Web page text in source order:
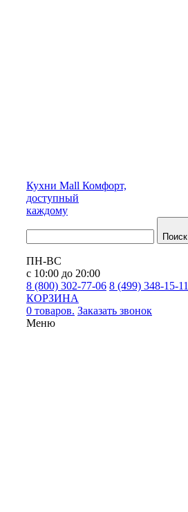
Кухни Mall Комфорт,
доступный
каждому
Поиск
ПН-ВС
с 10:00 до 20:00
8 (800) 302-77-06 8 (499) 348-15-11
КОРЗИНА
0 товаров. Заказать звонок
Меню